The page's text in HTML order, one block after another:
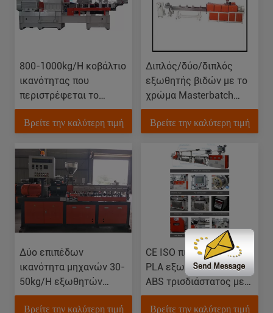
800-1000kg/H κοβάλτιο
ικανότητας που
περιστρέφεται το
δίδυμο εξωθητή
βιδών για την υψηλή
Βρείτε την καλύτερη τιμή
Διπλός/δύο/διπλός
εξωθητής βιδών με το
χρώμα Masterbatch
χρωστικών ουσιών της
EVA PET
Βρείτε την καλύτερη τιμή
Δύο επιπέδων
ικανότητα μηχανών 30-
50kg/H εξωθητών
Masterbatch χρώματος
Βρείτε την καλύτερη τιμή
CE ISO πιστοποιημένος
PLA εξωθητής ινών
ABS τρισδιάστατος με
την ανοχή +/--0.02mm
Βρείτε την καλύτερη τιμή